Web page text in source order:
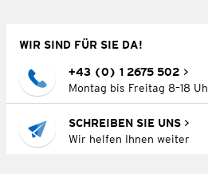
WIR SIND FÜR SIE DA!
+43 (0) 1 2675 502
Montag bis Freitag 8–18
SCHREIBEN SIE UNS
Wir helfen Ihnen weiter